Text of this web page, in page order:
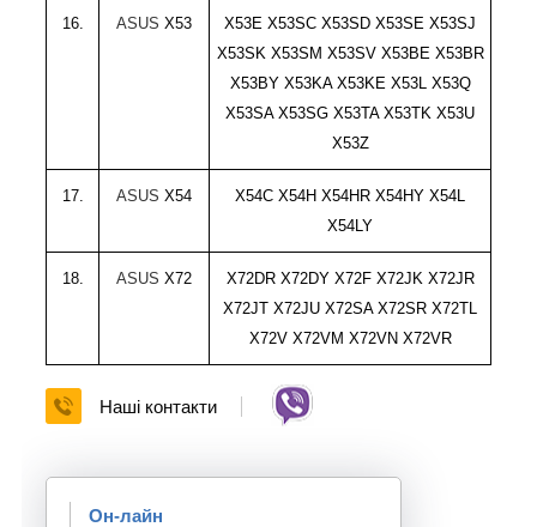
16. ASUS X53
X53E X53SC X53SD X53SE X53SJ
X53SK X53SM X53SV X53BE X53BR
X53BY X53KA X53KE X53L X53Q
X53SA X53SG X53TA X53TK X53U
X53Z
17. ASUS X54
X54C X54H X54HR X54HY X54L
X54LY
18. ASUS X72
X72DR X72DY X72F X72JK X72JR
X72JT X72JU X72SA X72SR X72TL
X72V X72VM X72VN X72VR
Наші контакти
Он-лайн